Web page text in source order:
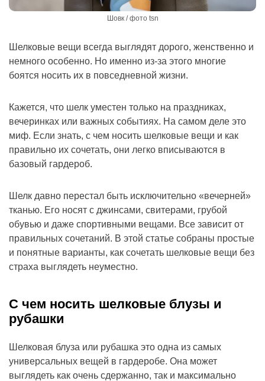
Шовк / фото tsn
Шелковые вещи всегда выглядят дорого, женственно и
немного особенно. Но именно из-за этого многие
боятся носить их в повседневной жизни.
Кажется, что шелк уместен только на праздниках,
вечеринках или важных событиях. На самом деле это
миф. Если знать, с чем носить шелковые вещи и как
правильно их сочетать, они легко вписываются в
базовый гардероб.
Шелк давно перестал быть исключительно «вечерней»
тканью. Его носят с джинсами, свитерами, грубой
обувью и даже спортивными вещами. Все зависит от
правильных сочетаний. В этой статье собраны простые
и понятные варианты, как сочетать шелковые вещи без
страха выглядеть неуместно.
С чем носить шелковые блузы и
рубашки
Шелковая блуза или рубашка это одна из самых
универсальных вещей в гардеробе. Она может
выглядеть как очень сдержанно, так и максимально